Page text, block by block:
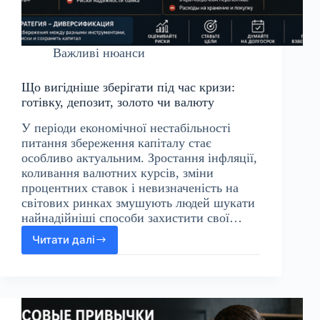
Важливі нюанси
Що вигідніше зберігати під час кризи:
готівку, депозит, золото чи валюту
У періоди економічної нестабільності
питання збереження капіталу стає
особливо актуальним. Зростання інфляції,
коливання валютних курсів, зміни
процентних ставок і невизначеність на
світових ринках змушують людей шукати
найнадійніші способи захистити свої…
Читати далі
Що
вигідніше
час
кризи: